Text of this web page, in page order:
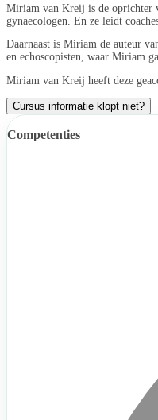
Miriam van Kreij is de oprichter
gynaecologen. En ze leidt
Daarnaast is Miriam de auteur
en echoscopisten, waar Miriam
Miriam van Kreij heeft deze
Cursus informatie klopt niet?
Competenties